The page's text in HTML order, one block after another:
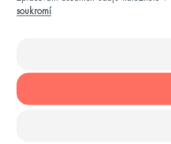
viitorul.
soukromí